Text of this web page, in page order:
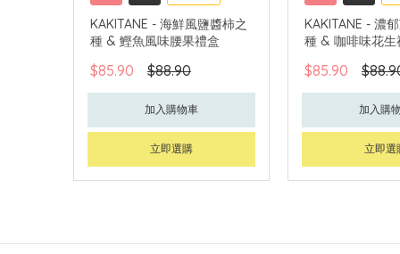
KAKITANE - 海鮮風鹽醬柿之
種 & 鰹魚風味腰果禮盒
$85.90 $88.90
加入購物車
立即選購
KAKITANE - 濃
種 & 咖啡味花生
$85.90
加入購
立即選